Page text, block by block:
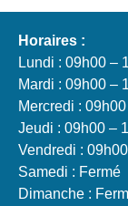
Horaires :
Lundi : 09h00 –
Mardi : 09h00 –
Mercredi :
Jeudi : 09h00 –
Vendredi :
Samedi : Fermé
Dimanche :